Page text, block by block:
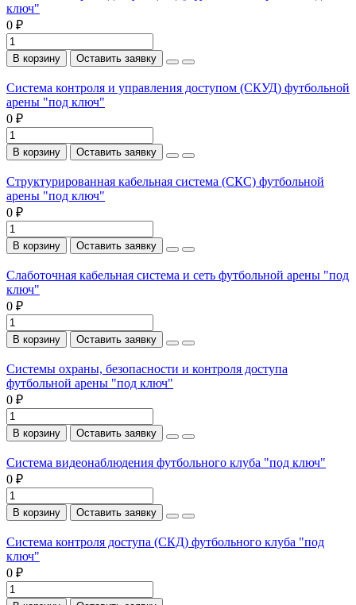
ключ"
0 ₽
В корзину Оставить заявку
Система контроля и управления доступом (СКУД) футбольной
арены "под ключ"
0 ₽
В корзину Оставить заявку
Структурированная кабельная система (СКС) футбольной
арены "под ключ"
0 ₽
В корзину Оставить заявку
Слаботочная кабельная система и сеть футбольной арены "под
ключ"
0 ₽
В корзину Оставить заявку
Системы охраны, безопасности и контроля доступа
футбольной арены "под ключ"
0 ₽
В корзину Оставить заявку
Система видеонаблюдения футбольного клуба "под ключ"
0 ₽
В корзину Оставить заявку
Система контроля доступа (СКД) футбольного клуба "под
ключ"
0 ₽